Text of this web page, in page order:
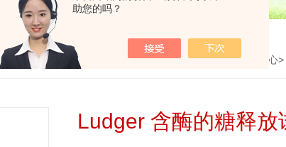
助您的吗？
首页>产品中心>
Ludger 含酶的糖释